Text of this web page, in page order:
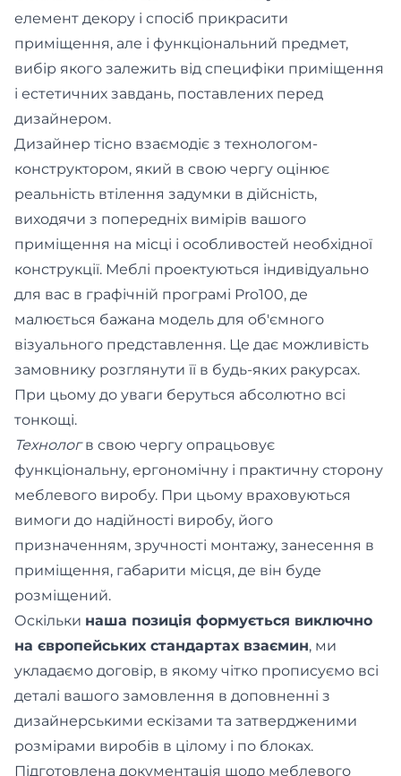
елемент декору і спосіб прикрасити
приміщення, але і функціональний предмет,
вибір якого залежить від специфіки приміщення
і естетичних завдань, поставлених перед
дизайнером.
Дизайнер тісно взаємодіє з технологом-
конструктором, який в свою чергу оцінює
реальність втілення задумки в дійсність,
виходячи з попередніх вимірів вашого
приміщення на місці і особливостей необхідної
конструкції. Меблі проектуються індивідуально
для вас в графічній програмі Pro100, де
малюється бажана модель для об'ємного
візуального представлення. Це дає можливість
замовнику розглянути її в будь-яких ракурсах.
При цьому до уваги беруться абсолютно всі
тонкощі.
Технологв свою чергу опрацьовує
функціональну, ергономічну і практичну сторону
меблевого виробу. При цьому враховуються
вимоги до надійності виробу, його
призначенням, зручності монтажу, занесення в
приміщення, габарити місця, де він буде
розміщений.
Оскільки наша позиція формується виключно
на європейських стандартах взаємин, ми
укладаємо договір, в якому чітко прописуємо всі
деталі вашого замовлення в доповненні з
дизайнерськими ескізами та затвердженими
розмірами виробів в цілому і по блоках.
Підготовлена ​​документація щодо меблевого